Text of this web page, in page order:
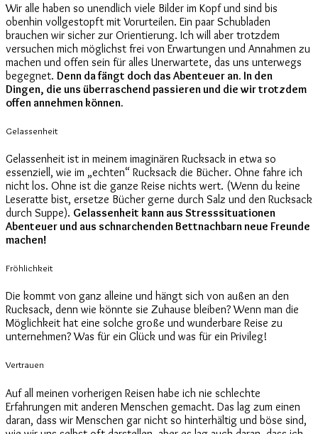
Wir alle haben so unendlich viele Bilder im Kopf und sind bis
obenhin vollgestopft mit Vorurteilen. Ein paar Schubladen
brauchen wir sicher zur Orientierung. Ich will aber trotzdem
versuchen mich möglichst frei von Erwartungen und Annahmen zu
machen und offen sein für alles Unerwartete, das uns unterwegs
begegnet. Denn da fängt doch das Abenteuer an. In den
Dingen, die uns überraschend passieren und die wir trotzdem
offen annehmen können.
Gelassenheit
Gelassenheit ist in meinem imaginären Rucksack in etwa so
essenziell, wie im „echten“ Rucksack die Bücher. Ohne fahre ich
nicht los. Ohne ist die ganze Reise nichts wert. (Wenn du keine
Leseratte bist, ersetze Bücher gerne durch Salz und den Rucksack
durch Suppe). Gelassenheit kann aus Stresssituationen
Abenteuer und aus schnarchenden Bettnachbarn neue Freunde
machen!
Fröhlichkeit
Die kommt von ganz alleine und hängt sich von außen an den
Rucksack, denn wie könnte sie Zuhause bleiben? Wenn man die
Möglichkeit hat eine solche große und wunderbare Reise zu
unternehmen? Was für ein Glück und was für ein Privileg!
Vertrauen
Auf all meinen vorherigen Reisen habe ich nie schlechte
Erfahrungen mit anderen Menschen gemacht. Das lag zum einen
daran, dass wir Menschen gar nicht so hinterhältig und böse sind,